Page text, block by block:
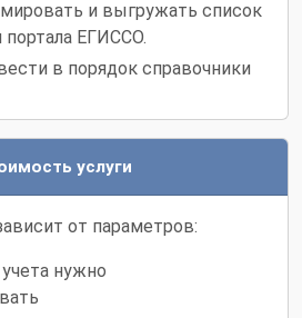
и выгружать список
портала ЕГИССО.
в порядок справочники
услуги
от параметров:
нужно